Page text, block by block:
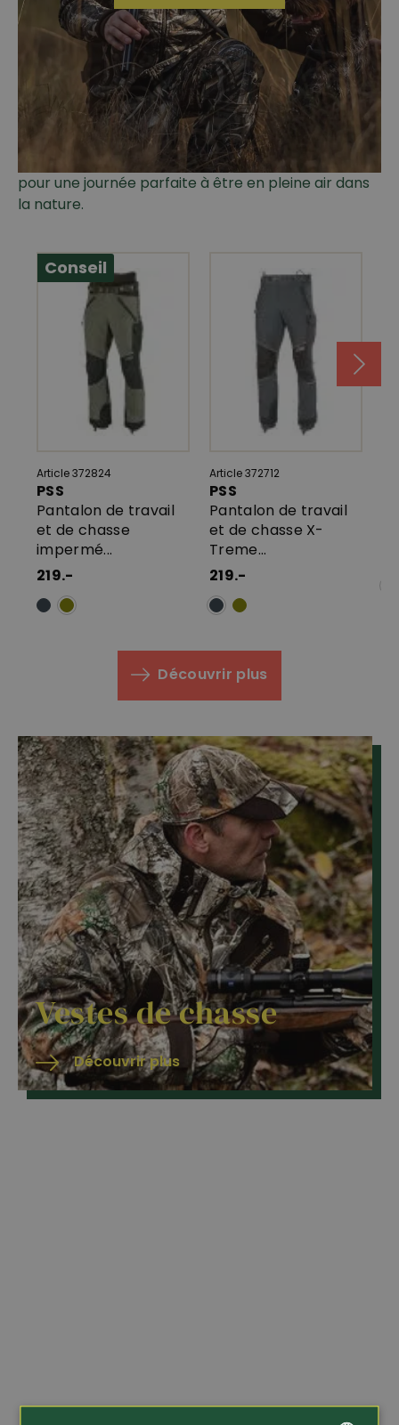
Pantalons de chasse
Pantalons de chasse pour femmes et hommes
pour la chasse, la traque, la recherche ou les
travaux d'entretien. Nos pantalons pour la chasse
sont confortables, robustes et silencieux - Idéal
pour une journée parfaite à être en pleine air dans
la nature.
Conseil
Article 372824
PSS
Pantalon de travail
et de chasse
impermé...
219.-
Article 372712
PSS
Pantalon de travail
et de chasse X-
Treme...
219.-
Découvrir plus
Vestes de chasse
Découvrir plus